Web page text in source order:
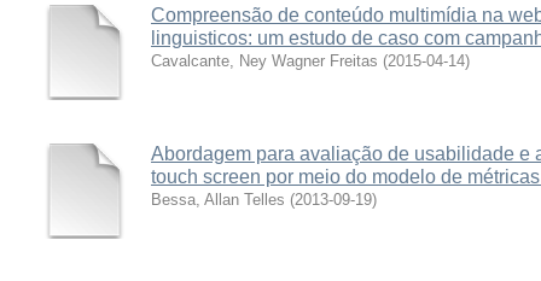
Compreensão de conteúdo multimídia na
linguisticos: um estudo de caso com
Cavalcante, Ney Wagner Freitas (2015-04-14)
Abordagem para avaliação de usabilidade e
touch screen por meio do modelo de
Bessa, Allan Telles (2013-09-19)